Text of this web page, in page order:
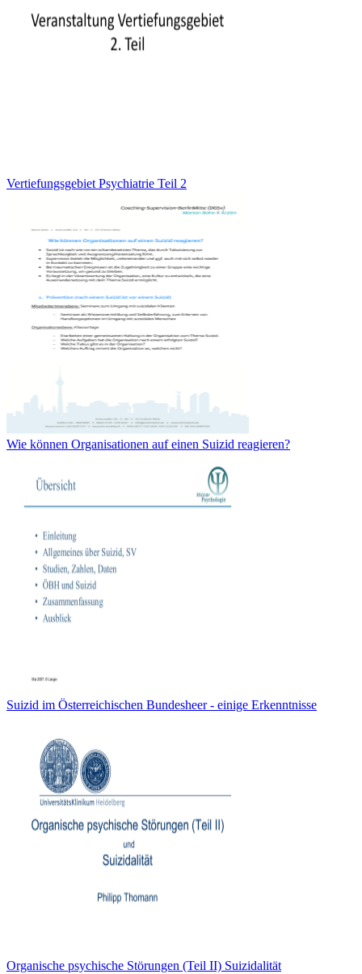
Vertiefungsgebiet Psychiatrie Teil 2
Wie können Organisationen auf einen Suizid reagieren?
Suizid im Österreichischen Bundesheer - einige Erkenntnisse
Organische psychische Störungen (Teil II) Suizidalität